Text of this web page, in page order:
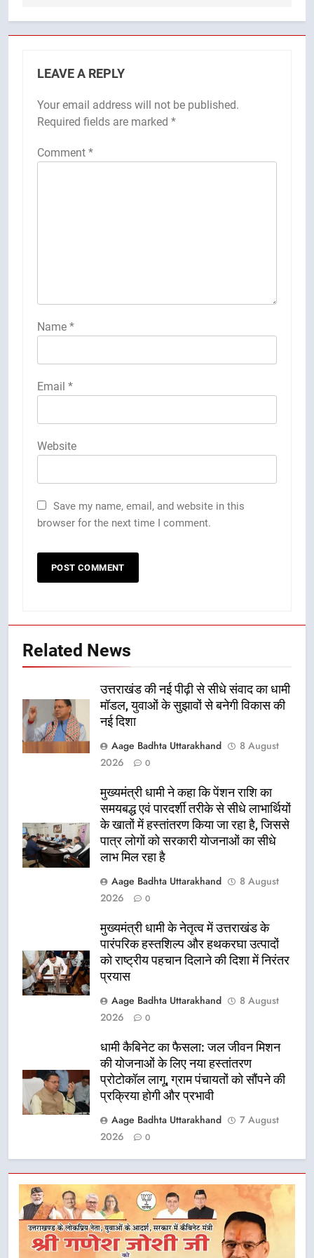
LEAVE A REPLY
Your email address will not be published.
Required fields are marked *
Comment *
Name *
Email *
Website
Save my name, email, and website in this
browser for the next time I comment.
Related News
उत्तराखंड की नई पीढ़ी से सीधे संवाद का धामी
मॉडल, युवाओं के सुझावों से बनेगी विकास की
नई दिशा
Aage Badhta Uttarakhand
8 August
2026
0
मुख्यमंत्री धामी ने कहा कि पेंशन राशि का
समयबद्ध एवं पारदर्शी तरीके से सीधे लाभार्थियों
के खातों में हस्तांतरण किया जा रहा है, जिससे
पात्र लोगों को सरकारी योजनाओं का सीधे
लाभ मिल रहा है
Aage Badhta Uttarakhand
8 August
2026
0
मुख्यमंत्री धामी के नेतृत्व में उत्तराखंड के
पारंपरिक हस्तशिल्प और हथकरघा उत्पादों
को राष्ट्रीय पहचान दिलाने की दिशा में निरंतर
प्रयास
Aage Badhta Uttarakhand
8 August
2026
0
धामी कैबिनेट का फैसला: जल जीवन मिशन
की योजनाओं के लिए नया हस्तांतरण
प्रोटोकॉल लागू, ग्राम पंचायतों को सौंपने की
प्रक्रिया होगी और प्रभावी
Aage Badhta Uttarakhand
7 August
2026
0